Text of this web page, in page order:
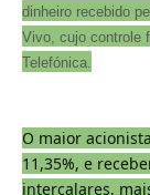
dinheiro recebido
Vivo, cujo controle
Telefónica.
O maior
11,35%, e
intercalares,